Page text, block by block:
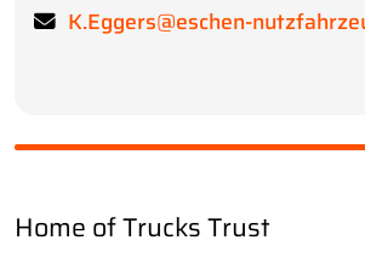
K.Eggers@eschen-
Home of Trucks Trust